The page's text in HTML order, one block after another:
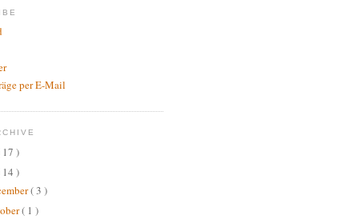
per E-Mail
17 )
14 )
( 3 )
( 1 )